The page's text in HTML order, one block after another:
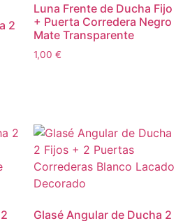
2
Luna Frente de Ducha Fijo
+ Puerta Corredera Negro
Mate Transparente
1,00 €
Glasé Angular de Ducha 2